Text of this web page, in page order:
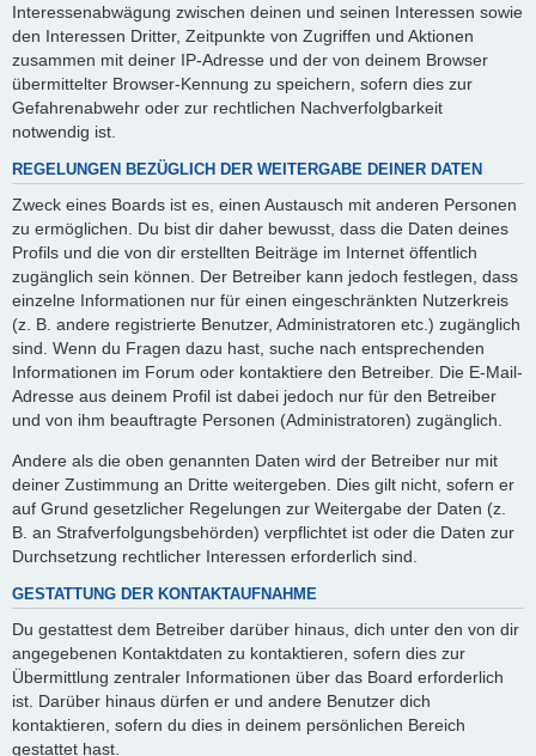
Interessenabwägung zwischen deinen und seinen Interessen sowie
den Interessen Dritter, Zeitpunkte von Zugriffen und Aktionen
zusammen mit deiner IP-Adresse und der von deinem Browser
übermittelter Browser-Kennung zu speichern, sofern dies zur
Gefahrenabwehr oder zur rechtlichen Nachverfolgbarkeit
notwendig ist.
REGELUNGEN BEZÜGLICH DER WEITERGABE DEINER DATEN
Zweck eines Boards ist es, einen Austausch mit anderen Personen
zu ermöglichen. Du bist dir daher bewusst, dass die Daten deines
Profils und die von dir erstellten Beiträge im Internet öffentlich
zugänglich sein können. Der Betreiber kann jedoch festlegen, dass
einzelne Informationen nur für einen eingeschränkten Nutzerkreis
(z. B. andere registrierte Benutzer, Administratoren etc.) zugänglich
sind. Wenn du Fragen dazu hast, suche nach entsprechenden
Informationen im Forum oder kontaktiere den Betreiber. Die E-Mail-
Adresse aus deinem Profil ist dabei jedoch nur für den Betreiber
und von ihm beauftragte Personen (Administratoren) zugänglich.
Andere als die oben genannten Daten wird der Betreiber nur mit
deiner Zustimmung an Dritte weitergeben. Dies gilt nicht, sofern er
auf Grund gesetzlicher Regelungen zur Weitergabe der Daten (z.
B. an Strafverfolgungsbehörden) verpflichtet ist oder die Daten zur
Durchsetzung rechtlicher Interessen erforderlich sind.
GESTATTUNG DER KONTAKTAUFNAHME
Du gestattest dem Betreiber darüber hinaus, dich unter den von dir
angegebenen Kontaktdaten zu kontaktieren, sofern dies zur
Übermittlung zentraler Informationen über das Board erforderlich
ist. Darüber hinaus dürfen er und andere Benutzer dich
kontaktieren, sofern du dies in deinem persönlichen Bereich
gestattet hast.